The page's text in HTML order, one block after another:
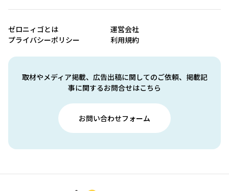
取材やメディア掲載、広告出稿に関してのご依頼、掲載記
事に関するお問合せはこちら
お問い合わせフォーム
ゼロニィゴとは
運営会社
プライバシーポリシー
利用規約